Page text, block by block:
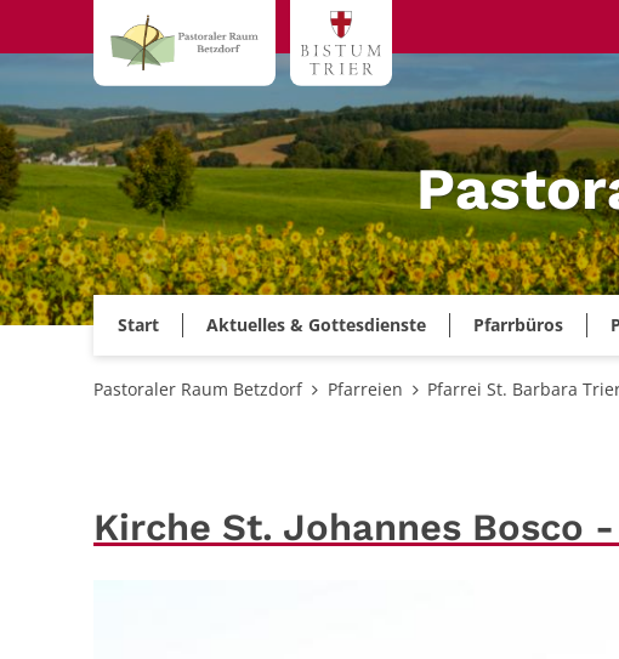
Zum Inhalt springen
Start Aktuelles & Gottesdienste Pfarrbüros
Pastoraler Raum Betzdorf Pfarreien Pfarrei St. Barbara
Kirche St. Johannes Bosco